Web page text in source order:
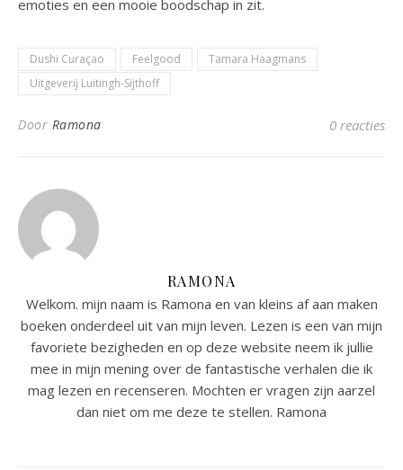
emoties en een mooie boodschap in zit.
Dushi Curaçao Feelgood
Tamara Haagmans
Uitgeverij Luitingh-Sijthoff
Door Ramona 0 reacties
RAMONA
Welkom. mijn naam is Ramona en van kleins af aan maken
boeken onderdeel uit van mijn leven. Lezen is een van mijn
favoriete bezigheden en op deze website neem ik jullie
mee in mijn mening over de fantastische verhalen die ik
mag lezen en recenseren. Mochten er vragen zijn aarzel
dan niet om me deze te stellen. Ramona